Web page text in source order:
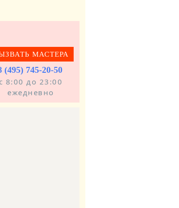
МАСТЕРА
(495) 745-20-50
с 8:00 до 23:00
ежедневно